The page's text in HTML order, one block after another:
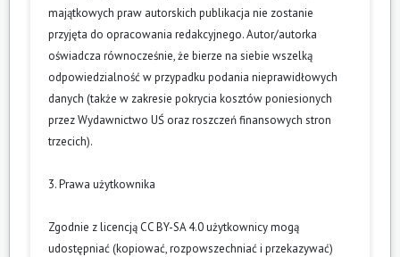
majątkowych praw autorskich publikacja nie zostanie
przyjęta do opracowania redakcyjnego. Autor/autorka
oświadcza równocześnie, że bierze na siebie wszelką
odpowiedzialność w przypadku podania nieprawidłowych
danych (także w zakresie pokrycia kosztów poniesionych
przez Wydawnictwo UŚ oraz roszczeń finansowych stron
trzecich).
3. Prawa użytkownika
Zgodnie z licencją CC BY-SA 4.0 użytkownicy mogą
udostępniać (kopiować, rozpowszechniać i przekazywać)